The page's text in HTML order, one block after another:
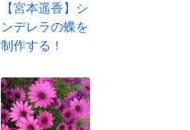
【宮本遥香】シ
ンデレラの蝶を
制作する！